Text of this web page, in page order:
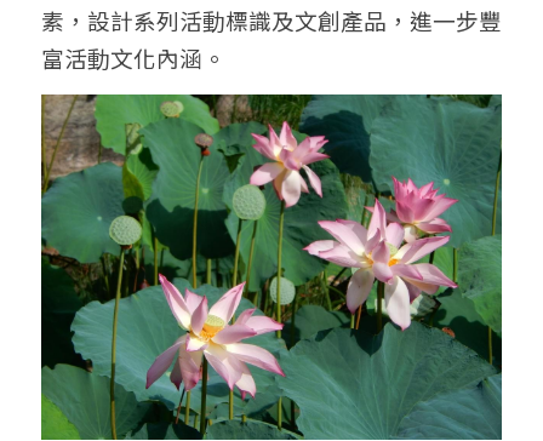
素，設計系列活動標識及文創產品，進一步豐
富活動文化內涵。